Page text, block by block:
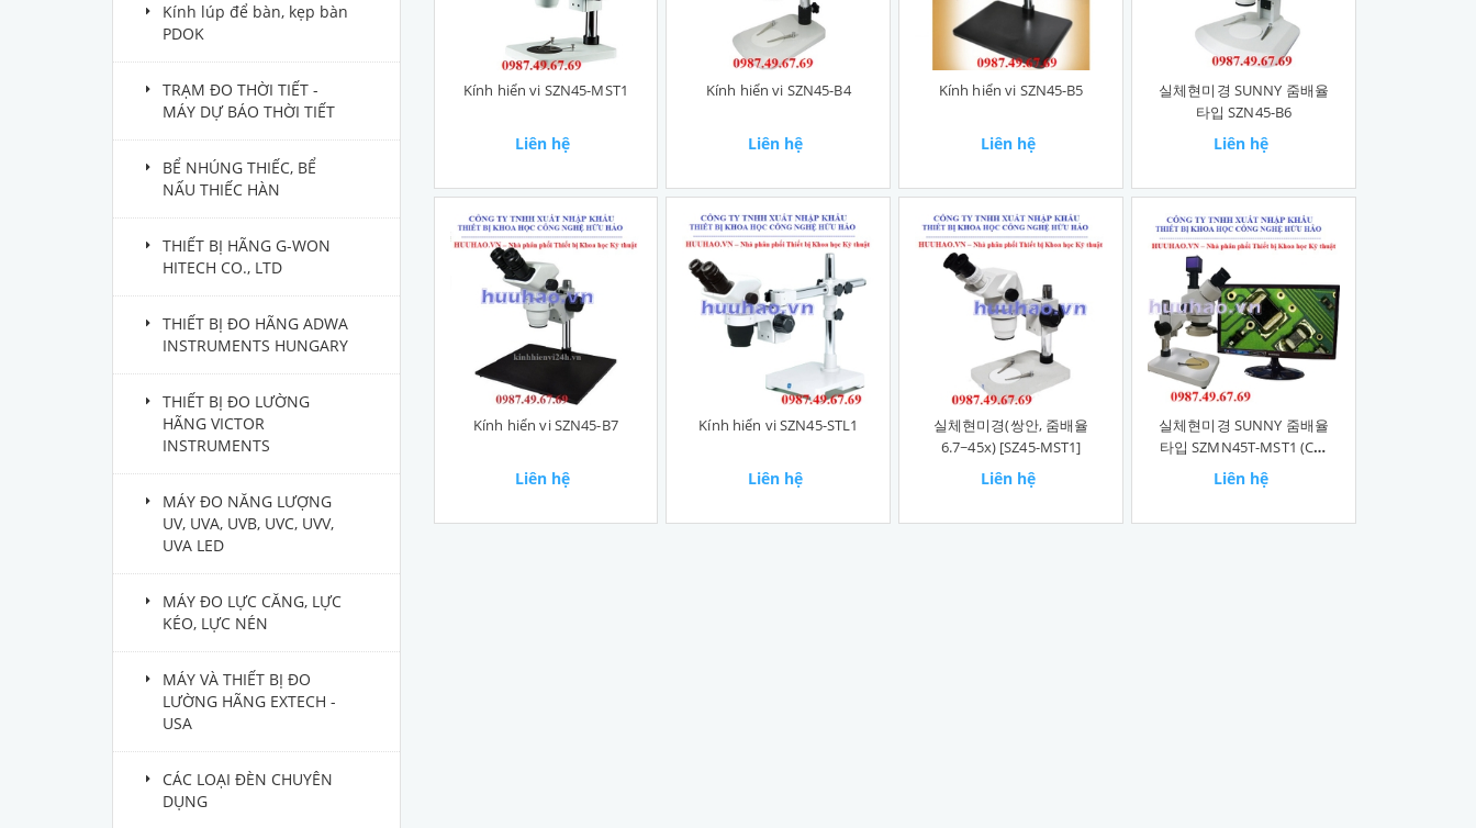
Kính lúp để bàn, kẹp bàn
PDOK
TRẠM ĐO THỜI TIẾT -
MÁY DỰ BÁO THỜI TIẾT
BỂ NHÚNG THIẾC, BỂ
NẤU THIẾC HÀN
THIẾT BỊ HÃNG G-WON
HITECH CO., LTD
THIẾT BỊ ĐO HÃNG ADWA
INSTRUMENTS HUNGARY
THIẾT BỊ ĐO LƯỜNG
HÃNG VICTOR
INSTRUMENTS
MÁY ĐO NĂNG LƯỢNG
UV, UVA, UVB, UVC, UVV,
UVA LED
MÁY ĐO LỰC CĂNG, LỰC
KÉO, LỰC NÉN
MÁY VÀ THIẾT BỊ ĐO
LƯỜNG HÃNG EXTECH -
USA
CÁC LOẠI ĐÈN CHUYÊN
DỤNG
Kính hiển vi SZN45-MST1
Liên hệ
Kính hiển vi SZN45-B4
Liên hệ
Kính hiển vi SZN45-B5
Liên hệ
실체현미경 SUNNY 줌배율
타입 SZN45-B6
Liên hệ
Kính hiển vi SZN45-B7
Liên hệ
Kính hiển vi SZN45-STL1
Liên hệ
실체현미경(쌍안, 줌배율
6.7~45x) [SZ45-MST1]
Liên hệ
실체현미경 SUNNY 줌배율
타입 SZMN45T-MST1 (C마
운트포함)
Liên hệ